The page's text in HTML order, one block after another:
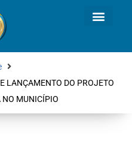
LANÇAMENTO DO PROJETO
MUNICÍPIO